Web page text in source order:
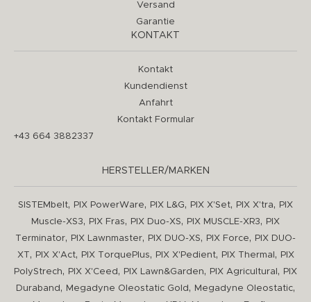
Versand
Garantie
KONTAKT
Kontakt
Kundendienst
Anfahrt
Kontakt Formular
+43 664 3882337
HERSTELLER/MARKEN
SISTEMbelt, PIX PowerWare, PIX L&G, PIX X'Set, PIX X'tra,
PIX
Muscle-XS3, PIX Fras, PIX Duo-XS, PIX MUSCLE-XR3,
PIX
Terminator, PIX Lawnmaster, PIX DUO-XS, PIX Force,
PIX DUO-
XT, PIX X'Act, PIX TorquePlus, PIX X'Pedient, PIX Thermal ,
PIX
PolyStrech, PIX X'Ceed , PIX Lawn&Garden, PIX Agricultural ,
PIX
Duraband , Megadyne Oleostatic Gold , Megadyne Oleostatic,